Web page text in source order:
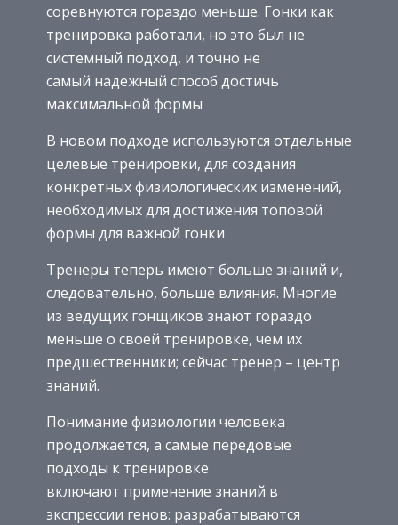
соревнуются гораздо меньше. Гонки как
тренировка работали, но это был не
системный подход, и точно не
самый надежный способ достичь
максимальной формы
В новом подходе используются отдельные
целевые тренировки, для создания
конкретных физиологических изменений,
необходимых для достижения топовой
формы для важной гонки
Тренеры теперь имеют больше знаний и,
следовательно, больше влияния. Многие
из ведущих гонщиков знают гораздо
меньше о своей тренировке, чем их
предшественники; сейчас тренер – центр
знаний.
Понимание физиологии человека
продолжается, а самые передовые
подходы к тренировке
включают применение знаний в
экспрессии генов: разрабатываются